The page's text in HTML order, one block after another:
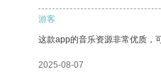
游客
这款app的音乐资源非常优质，
2025-08-07